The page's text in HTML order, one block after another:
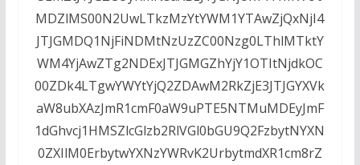
MDZlMS00N2UwLTkzMzYtYWM1YTAwZjQxNjI4
JTJGMDQ1NjFiNDMtNzUzZC00Nzg0LThlMTktY
WM4YjAwZTg2NDExJTJGMGZhYjY1OTItNjdkOC
00ZDk4LTgwYWYtYjQ2ZDAwM2RkZjE3JTJGYXVk
aW8ubXAzJmR1cmF0aW9uPTE5NTMuMDEyJmF
1dGhvcj1HMSZlcGlzb2RlVGl0bGU9Q2FzbytNYXN
0ZXIlM0ErbytwYXNzYWRvK2UrbytmdXR1cm8rZ